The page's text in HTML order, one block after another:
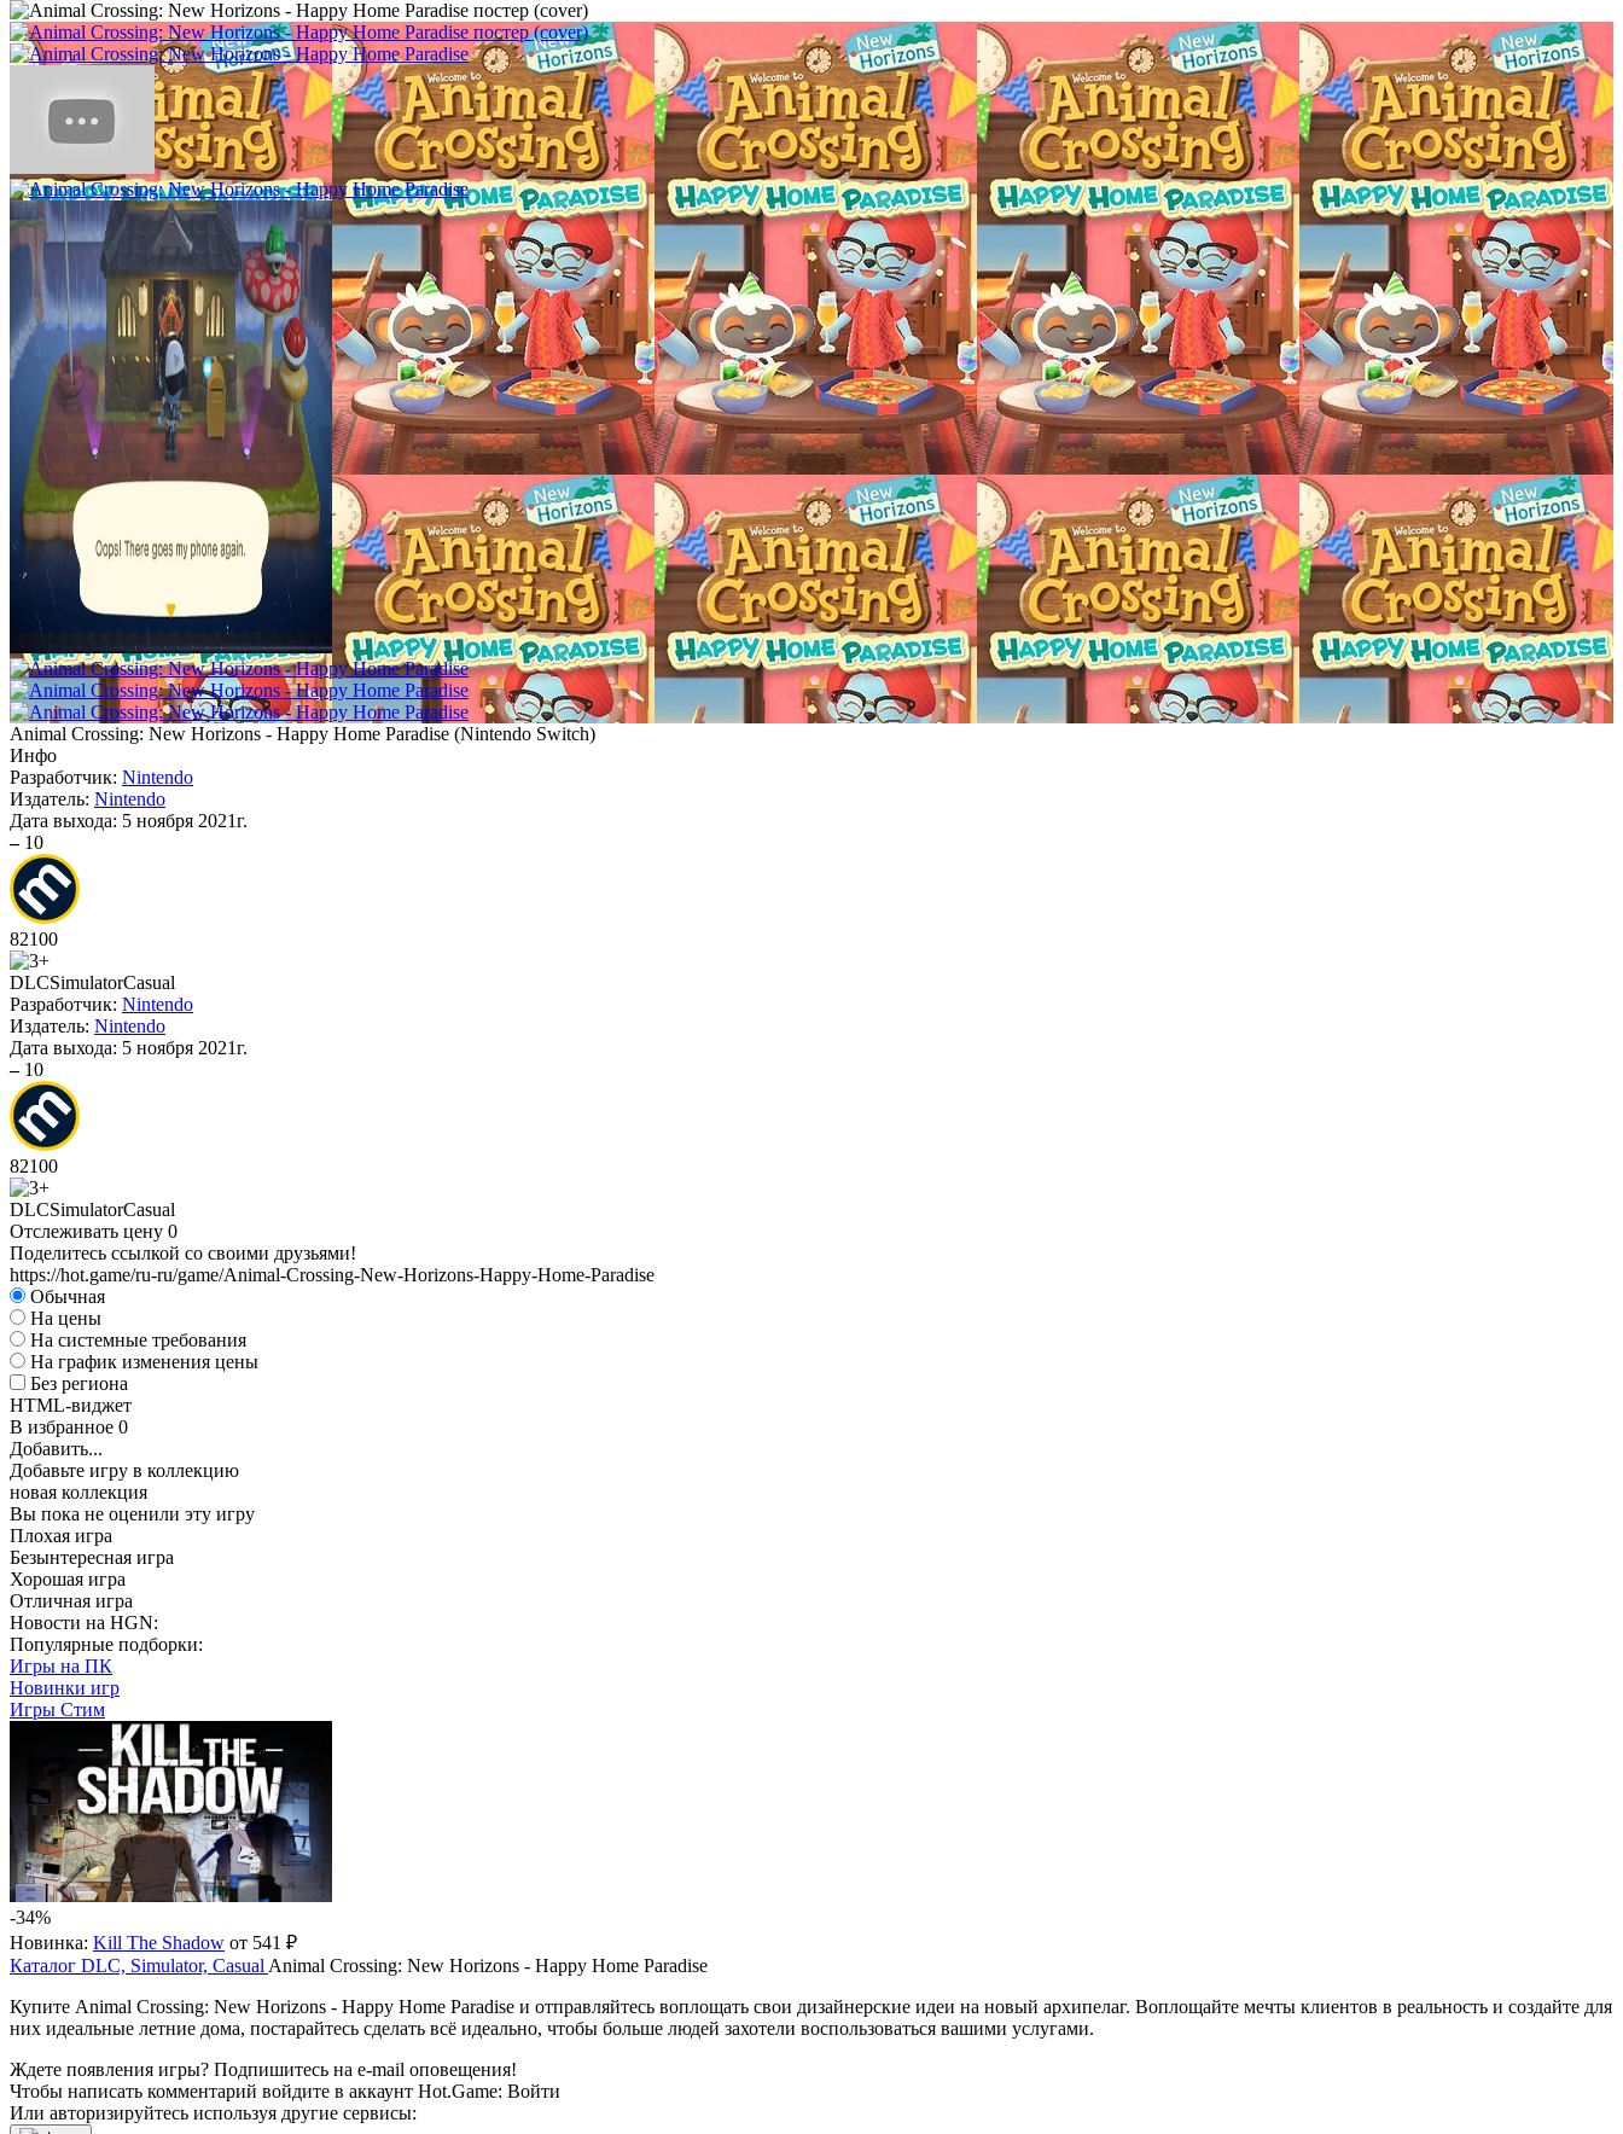
Animal Crossing: New Horizons - Happy Home Paradise (Nintendo Switch)
Инфо
Разработчик: Nintendo
Издатель: Nintendo
Дата выхода: 5 ноября 2021г.
– 10
82100
DLCSimulatorCasual
Разработчик: Nintendo
Издатель: Nintendo
Дата выхода: 5 ноября 2021г.
– 10
82100
DLCSimulatorCasual
Отслеживать цену 0
Поделитесь ссылкой со своими друзьями!
https://hot.game/ru-ru/game/Animal-Crossing-New-Horizons-Happy-Home-Paradise
Обычная
На цены
На системные требования
На график изменения цены
Без региона
HTML-виджет
В избранное 0
Добавить...
Добавьте игру в коллекцию
новая коллекция
Вы пока не оценили эту игру
Плохая игра
Безынтересная игра
Хорошая игра
Отличная игра
Новости на HGN:
Популярные подборки:
Игры на ПК
Новинки игр
Игры Стим
-34%
Новинка: Kill The Shadow от 541 ₽
Каталог DLC, Simulator, Casual Animal Crossing: New Horizons - Happy Home Paradise
Купите Animal Crossing: New Horizons - Happy Home Paradise и отправляйтесь воплощать свои дизайнерские идеи на новый архипелаг. Воплощайте мечты клиентов в реальность и создайте для
них идеальные летние дома, постарайтесь сделать всё идеально, чтобы больше людей захотели воспользоваться вашими услугами.
Ждете появления игры? Подпишитесь на e-mail оповещения!
Чтобы написать комментарий войдите в аккаунт Hot.Game: Войти
Или авторизируйтесь используя другие сервисы: